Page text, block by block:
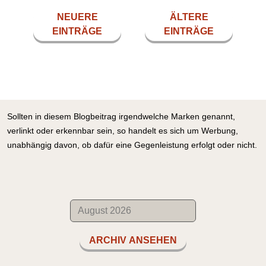
NEUERE
EINTRÄGE
ÄLTERE
EINTRÄGE
Sollten in diesem Blogbeitrag irgendwelche Marken genannt,
verlinkt oder erkennbar sein, so handelt es sich um Werbung,
unabhängig davon, ob dafür eine Gegenleistung erfolgt oder nicht.
ARCHIV ANSEHEN